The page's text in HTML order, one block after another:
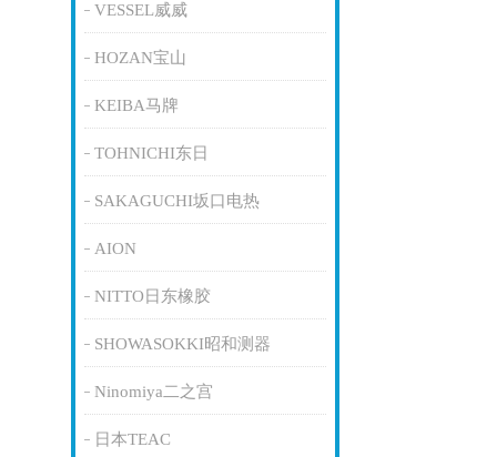
VESSEL威威
HOZAN宝山
KEIBA马牌
TOHNICHI东日
SAKAGUCHI坂口电热
AION
NITTO日东橡胶
SHOWASOKKI昭和测器
Ninomiya二之宫
日本TEAC